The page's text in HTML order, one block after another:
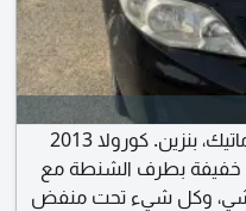
تويوتا كورولا 2013 مستعملة للبيع، جير أوتوماتيك، بنزين. كورولا 2013
خفيفة بطرف الشنطة مع
يعمل ويمشي، وكل شيء تحت منفض